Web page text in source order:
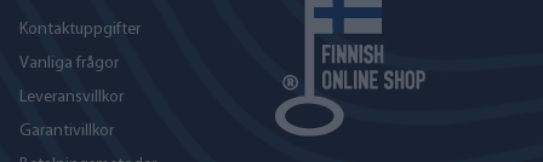
Kontaktuppgifter
Vanliga frågor
Leveransvillkor
Garantivillkor